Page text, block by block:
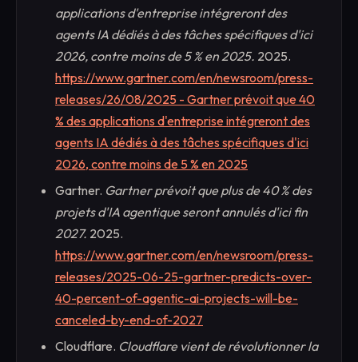
applications d'entreprise intégreront des
agents IA dédiés à des tâches spécifiques d'ici
2026, contre moins de 5 % en 2025. 2025.
https://www.gartner.com/en/newsroom/press-
releases/26/08/2025 - Gartner prévoit que 40
% des applications d'entreprise intégreront des
agents IA dédiés à des tâches spécifiques d'ici
2026, contre moins de 5 % en 2025
Gartner. Gartner prévoit que plus de 40 % des
projets d'IA agentique seront annulés d'ici fin
2027. 2025.
https://www.gartner.com/en/newsroom/press-
releases/2025-06-25-gartner-predicts-over-
40-percent-of-agentic-ai-projects-will-be-
canceled-by-end-of-2027
Cloudflare. Cloudflare vient de révolutionner la